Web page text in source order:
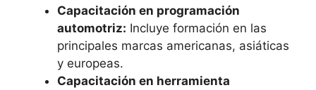
Capacitación en programación
automotriz: Incluye formación en las
principales marcas americanas, asiáticas
y europeas.
Capacitación en herramienta